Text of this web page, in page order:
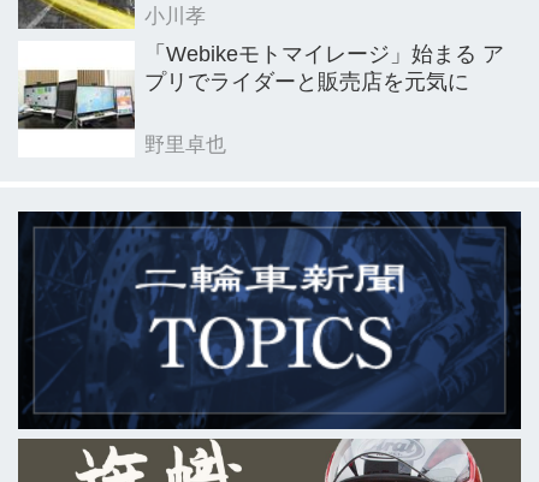
小川孝
「Webikeモトマイレージ」始まる ア
プリでライダーと販売店を元気に
野里卓也